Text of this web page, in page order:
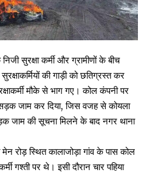
सुरक्षा कर्मी और ग्रामीणों के बीच
की गाड़ी को छतिग्रस्त कर
मौके से भाग गए। कोल कंपनी पर
जाम कर दिया, जिस वजह से कोयला
जाम की सूचना मिलने के बाद नगर थाना
रोड़ स्थित कालाजोड़ा गांव के पास कोल
गश्ती पर थे। इसी दौरान चार पहिया